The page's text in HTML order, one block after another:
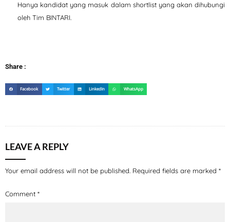
Hanya kandidat yang masuk dalam shortlist yang akan dihubungi
oleh Tim BINTARI.
Share :
Facebook Twitter LinkedIn WhatsApp
LEAVE A REPLY
Your email address will not be published. Required fields are marked *
Comment *